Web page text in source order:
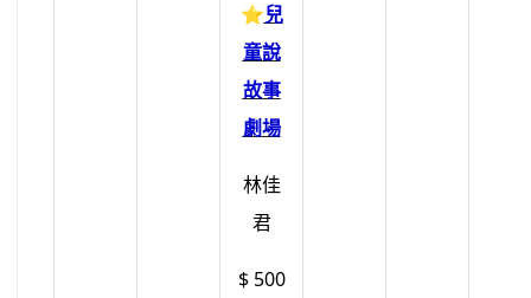
⭐兒
童說
故事
劇場
林佳
君
$ 500